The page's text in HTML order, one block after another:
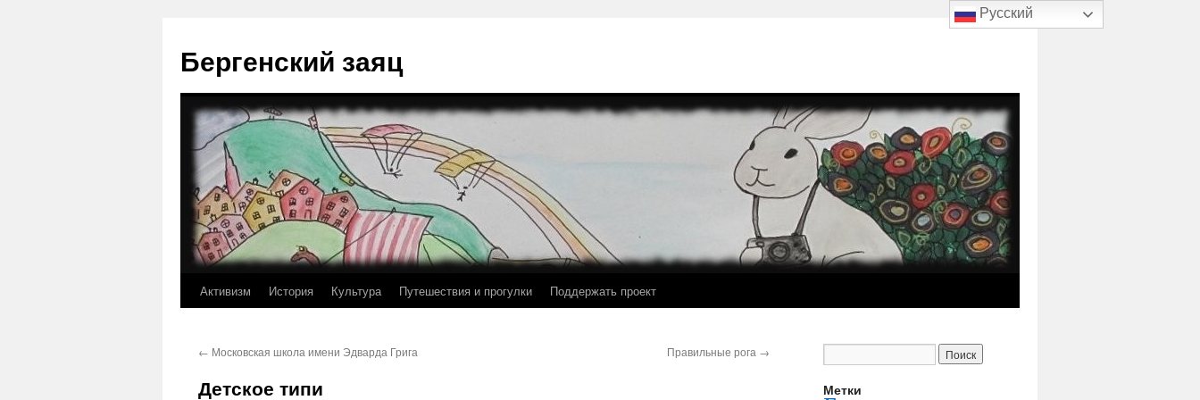
содержимому
Бергенский заяц
Активизм История Культура Путешествия и прогулки Поддержать проект
← Московская школа имени Эдварда Грига Правильные рога →
Детское типи Метки
Русский